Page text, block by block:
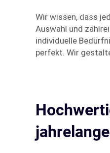
Wir wissen, dass
Auswahl und
individuelle
perfekt. Wir